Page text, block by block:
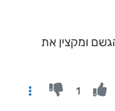
ומקצין את
1